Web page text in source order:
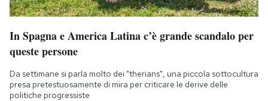
In Spagna e America Latina c’è grande scandalo per
queste persone
Da settimane si parla molto dei "therians", una piccola sottocultura
presa pretestuosamente di mira per criticare le derive delle
politiche progressiste